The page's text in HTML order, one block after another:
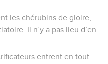
les chérubins de gloire,
Il n’y a pas lieu d’en
entrent en tout